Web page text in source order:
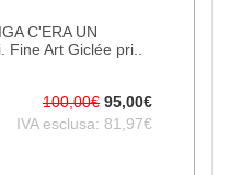
C'ERA UN
Art Giclée pri..
100,00€ 95,00€
IVA esclusa: 81,97€